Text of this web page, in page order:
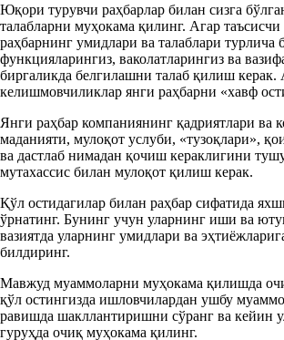
Юқори турувчи раҳбарлар билан сизга
талабларни муҳокама қилинг. Агар таъсисчи
раҳбарнинг умидлари ва талаблари турлича
функцияларингиз, ваколатларингиз ва
биргаликда белгилашни талаб қилиш
келишмовчиликлар янги раҳбарни «хавф
Янги раҳбар компаниянинг қадриятлари ва
маданияти, мулоқот услуби, «тузоқлари»,
ва дастлаб нимадан қочиш кераклигини
мутахассис билан мулоқот қилиш керак.
Қўл остидагилар билан раҳбар сифатида
ўрнатинг. Бунинг учун уларнинг иши ва
вазиятда уларнинг умидлари ва
билдиринг.
Мавжуд муаммоларни муҳокама қилишда
қўл остингизда ишловчилардан ушбу
равишда шакллантиришни сўранг ва кейин
гуруҳда очиқ муҳокама қилинг.